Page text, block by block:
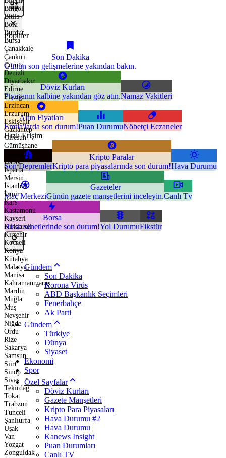
Bingöl
Bitlis
Bolu
Burdur
Bursa
Çanakkale
Çankırı
Çorum
Denizli
Diyarbakır
Edirne
Elazığ
Erzincan
Erzurum
Eskişehir
Gaziantep
Giresun
Gümüşhane
Hakkari
Hatay
Isparta
Mersin
İstanbul
İzmir
Kars
Kastamonu
Kayseri
Kırklareli
Kırşehir
Kocaeli
Konya
Kütahya
Malatya
Manisa
Kahramanmaraş
Mardin
Muğla
Muş
Nevşehir
Niğde
Ordu
Rize
Sakarya
Samsun
Siirt
Sinop
Sivas
Tekirdağ
Tokat
Trabzon
Tunceli
Şanlıurfa
Uşak
Van
Yozgat
Zonguldak
Popüler
Son Dakika
Günün son gelişmelerine yakından bakın.
Döviz Kurları
Piyasanın kalbine yakından göz atın.Namaz Vakitleri
Altın Fiyatları
Emtia'larda son durum!Puan DurumuNöbetçi Eczaneler
Hızlı Erişim
Son Depremler
Kripto Paralar
Kripto para piyasalarında son durum!Hava Durumu
Maç Merkezi
Gazeteler
Günün gazete manşetlerini inceleyin.Canlı Tv
Borsa
Hisse senetlerinde son durum!Yol DurumuFikstür
Gündem
Son Dakika
Korona Virüs
ABD Başkanlık Seçimleri
Fenerbahçe
Ak Parti
Gündem
Türkiye
Dünya
Siyaset
Ekonomi
Spor
Özel Sayfalar
Döviz Kurları
Gazete Manşetleri
Kripto Para Piyasaları
Hava Durumu #2
Hava Durumu
Kanews Insight
Puan Durumları
Canlı TV